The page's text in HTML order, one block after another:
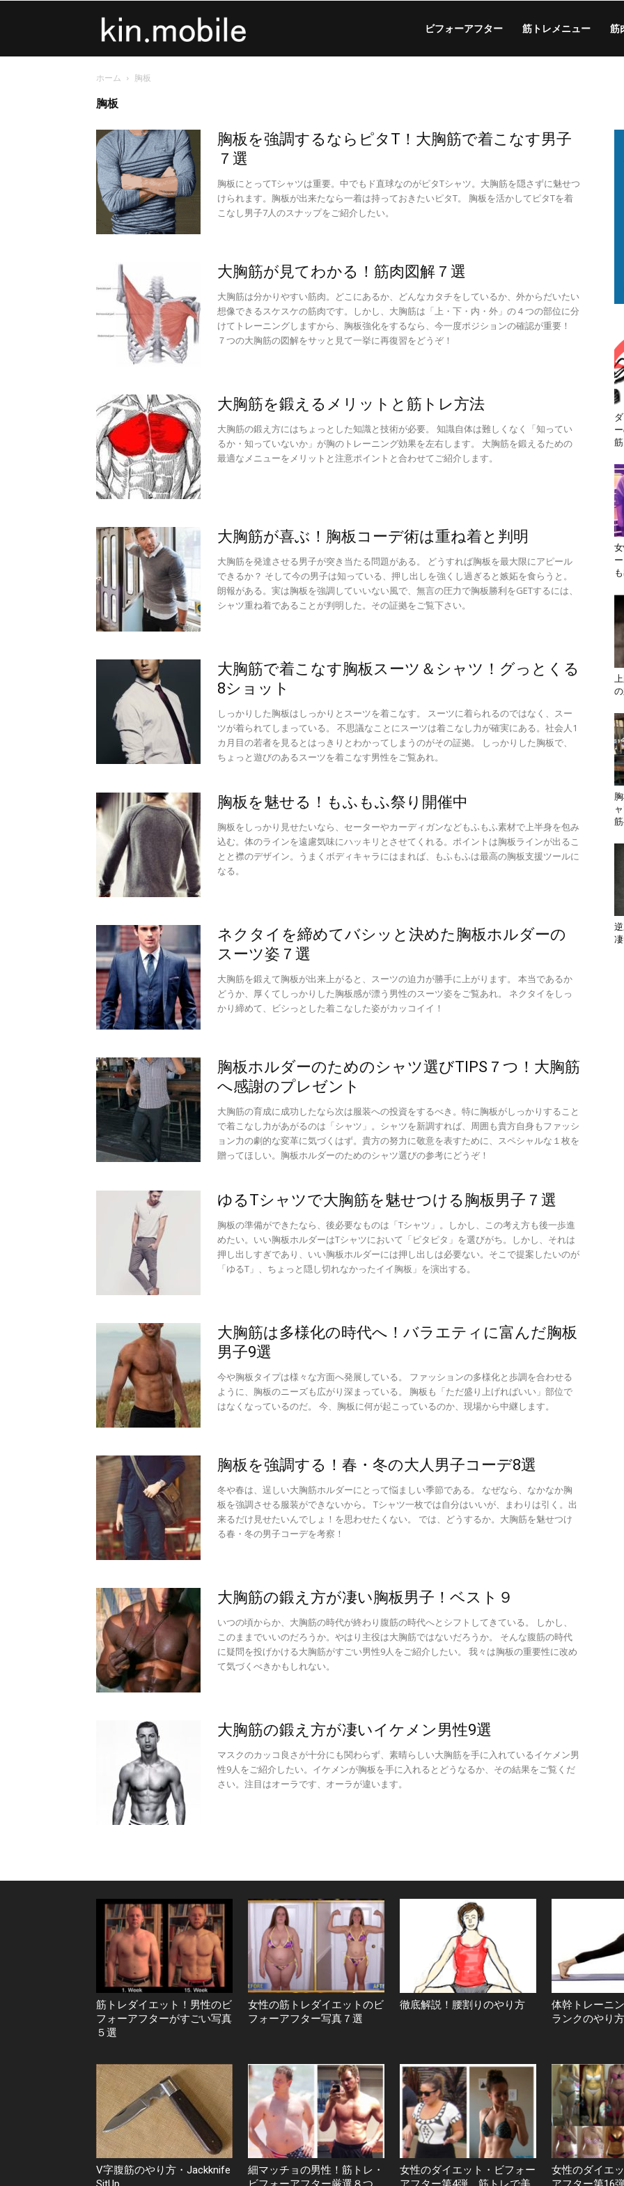
ビフォーアフター 筋トレメニュー 筋
ホーム 胸板
胸板
胸板を強調するならピタT！大胸筋で着こなす男子
７選
胸板にとってTシャツは重要。中でもド直球なのがピタTシャツ。大胸筋を隠さずに魅せつ
けられます。胸板が出来たなら一着は持っておきたいピタT。 胸板を活かしてピタTを着
こなし男子7人のスナップをご紹介したい。
大胸筋が見てわかる！筋肉図解７選
大胸筋は分かりやすい筋肉。どこにあるか、どんなカタチをしているか、外からだいたい
想像できるスケスケの筋肉です。しかし、大胸筋は「上・下・内・外」の４つの部位に分
けてトレーニングしますから、胸板強化をするなら、今一度ポジションの確認が重要！
７つの大胸筋の図解をサッと見て一挙に再復習をどうぞ！
大胸筋を鍛えるメリットと筋トレ方法
大胸筋の鍛え方にはちょっとした知識と技術が必要。 知識自体は難しくなく「知ってい
るか・知っていないか」が胸のトレーニング効果を左右します。 大胸筋を鍛えるための
最適なメニューをメリットと注意ポイントと合わせてご紹介します。
大胸筋が喜ぶ！胸板コーデ術は重ね着と判明
大胸筋を発達させる男子が突き当たる問題がある。 どうすれば胸板を最大限にアピール
できるか？ そして今の男子は知っている、押し出しを強くし過ぎると嫉妬を食らうと。
朗報がある。実は胸板を強調していいない風で、無言の圧力で胸板勝利をGETするには、
シャツ重ね着であることが判明した。その証拠をご覧下さい。
大胸筋で着こなす胸板スーツ＆シャツ！グっとくる
8ショット
しっかりした胸板はしっかりとスーツを着こなす。 スーツに着られるのではなく、スー
ツが着られてしまっている。 不思議なことにスーツは着こなし力が確実にある。社会人1
カ月目の若者を見るとはっきりとわかってしまうのがその証拠。 しっかりした胸板で、
ちょっと遊びのあるスーツを着こなす男性をご覧あれ。
胸板を魅せる！もふもふ祭り開催中
胸板をしっかり見せたいなら、セーターやカーディガンなどもふもふ素材で上半身を包み
込む。体のラインを遠慮気味にハッキリとさせてくれる。ポイントは胸板ラインが出るこ
とと襟のデザイン。うまくボディキャラにはまれば、もふもふは最高の胸板支援ツールに
なる。
ネクタイを締めてバシッと決めた胸板ホルダーの
スーツ姿７選
大胸筋を鍛えて胸板が出来上がると、スーツの迫力が勝手に上がります。 本当であるか
どうか、厚くてしっかりした胸板感が漂う男性のスーツ姿をご覧あれ。 ネクタイをしっ
かり締めて、ビシっとした着こなした姿がカッコイイ！
胸板ホルダーのためのシャツ選びTIPS７つ！大胸筋
へ感謝のプレゼント
大胸筋の育成に成功したなら次は服装への投資をするべき。特に胸板がしっかりすること
で着こなし力があがるのは「シャツ」。シャツを新調すれば、周囲も貴方自身もファッシ
ョン力の劇的な変革に気づくはず。貴方の努力に敬意を表すために、スペシャルな１枚を
贈ってほしい。胸板ホルダーのためのシャツ選びの参考にどうぞ！
ゆるTシャツで大胸筋を魅せつける胸板男子７選
胸板の準備ができたなら、後必要なものは「Tシャツ」。しかし、この考え方も後一歩進
めたい。いい胸板ホルダーはTシャツにおいて「ピタピタ」を選びがち。しかし、それは
押し出しすぎであり、いい胸板ホルダーには押し出しは必要ない。そこで提案したいのが
「ゆるT」、ちょっと隠し切れなかったイイ胸板」を演出する。
大胸筋は多様化の時代へ！バラエティに富んだ胸板
男子9選
今や胸板タイプは様々な方面へ発展している。 ファッションの多様化と歩調を合わせる
ように、胸板のニーズも広がり深まっている。 胸板も「ただ盛り上げればいい」部位で
はなくなっているのだ。 今、胸板に何が起こっているのか、現場から中継します。
胸板を強調する！春・冬の大人男子コーデ8選
冬や春は、逞しい大胸筋ホルダーにとって悩ましい季節である。 なぜなら、なかなか胸
板を強調させる服装ができないから。 Tシャツ一枚では自分はいいが、まわりは引く。出
来るだけ見せたいんでしょ！を思わせたくない。 では、どうするか。大胸筋を魅せつけ
る春・冬の男子コーデを考察！
大胸筋の鍛え方が凄い胸板男子！ベスト９
いつの頃からか、大胸筋の時代が終わり腹筋の時代へとシフトしてきている。 しかし、
このままでいいのだろうか。やはり主役は大胸筋ではないだろうか。 そんな腹筋の時代
に疑問を投げかける大胸筋がすごい男性9人をご紹介したい。 我々は胸板の重要性に改め
て気づくべきかもしれない。
大胸筋の鍛え方が凄いイケメン男性9選
マスクのカッコ良さが十分にも関わらず、素晴らしい大胸筋を手に入れているイケメン男
性9人をご紹介したい。イケメンが胸板を手に入れるとどうなるか、その結果をご覧くだ
さい。注目はオーラです、オーラが違います。
筋トレダイエット！男性のビ
フォーアフターがすごい写真
５選
女性の筋トレダイエットのビ
フォーアフター写真７選
徹底解説！腰割りのやり方
体幹トレーニ
ランクのやり方
V字腹筋のやり方・Jackknife
細マッチョの男性！筋トレ・
女性のダイエット・ビフォー
女性のダイエ